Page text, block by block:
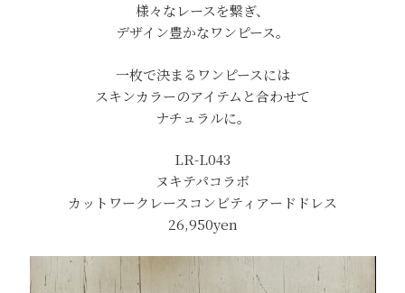
様々なレースを繋ぎ、
デザイン豊かなワンピース。
一枚で決まるワンピースには
スキンカラーのアイテムと合わせて
ナチュラルに。
LR-L043
ヌキテパコラボ
カットワークレースコンビティアードドレス
26,950yen